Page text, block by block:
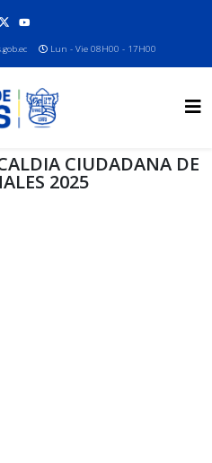
Lun - Vie 08H00 - 17H00
CIUDADANA DE
2025